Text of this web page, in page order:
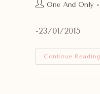
One And Only
-23/01/2015
Continue Reading